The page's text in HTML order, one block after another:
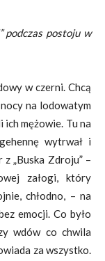
podczas postoju w
w czerni. Chcą
na lodowatym
ich mężowie. Tu na
wytrwał i
„Buska Zdroju” –
załogi, który
chłodno, – na
emocji. Co było
wdów co chwila
za wszystko.